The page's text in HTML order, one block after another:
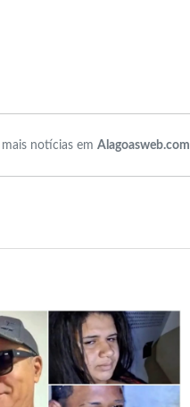
notícias em Alagoasweb.com